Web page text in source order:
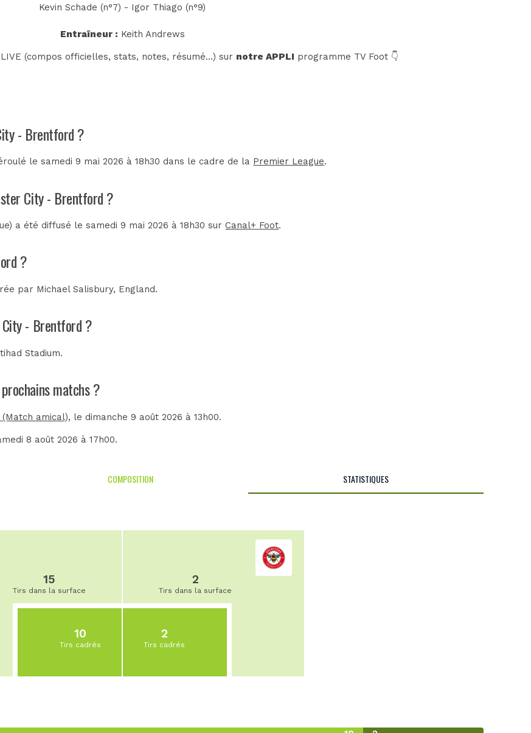
Kevin Schade (n°7) - Igor Thiago (n°9)
Entraîneur : Keith Andrews
(compos officielles, stats, notes, résumé...) sur notre APPLI programme TV Foot 👇
- Brentford ?
le samedi 9 mai 2026 à 18h30 dans le cadre de la Premier League.
City - Brentford ?
a été diffusé le samedi 9 mai 2026 à 18h30 surCanal+ Foot.
?
par Michael Salisbury, England.
City - Brentford ?
Stadium.
matchs ?
amical), le dimanche 9 août 2026 à 13h00.
8 août 2026 à 17h00.
COMPOSITION STATISTIQUES
15
Tirs dans la surface
10
Tirs cadrés
2
Tirs dans la surface
2
Tirs cadrés